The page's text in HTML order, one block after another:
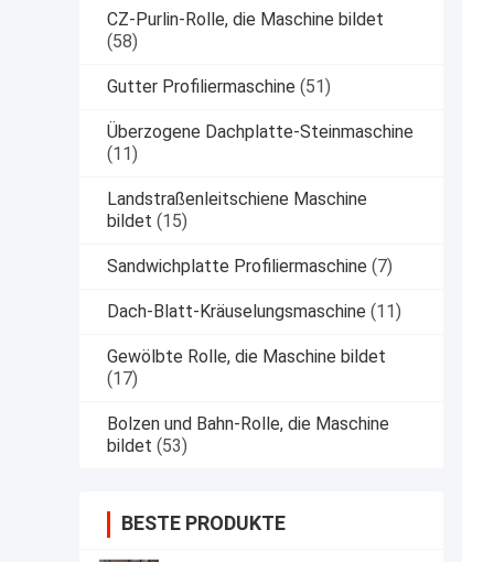
CZ-Purlin-Rolle, die Maschine bildet
(58)
Gutter Profiliermaschine (51)
Überzogene Dachplatte-Steinmaschine
(11)
Landstraßenleitschiene Maschine
bildet (15)
Sandwichplatte Profiliermaschine (7)
Dach-Blatt-Kräuselungsmaschine (11)
Gewölbte Rolle, die Maschine bildet
(17)
Bolzen und Bahn-Rolle, die Maschine
bildet (53)
BESTE PRODUKTE